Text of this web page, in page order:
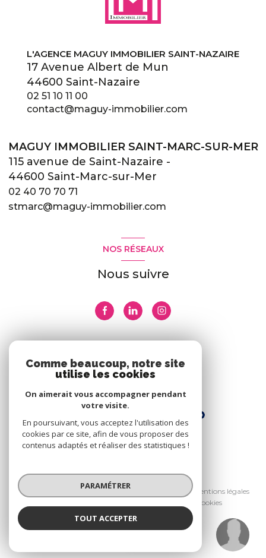
Maguy LOYER
L'AGENCE MAGUY IMMOBILIER SAINT-NAZAIRE
17 Avenue Albert de Mun
44600 Saint-Nazaire
02 51 10 11 00
contact@maguy-immobilier.com
MAGUY IMMOBILIER SAINT-MARC-SUR-MER
115 avenue de Saint-Nazaire -
44600 Saint-Marc-sur-Mer
02 40 70 70 71
stmarc@maguy-immobilier.com
NOS RÉSEAUX
Nous suivre
Nous adhérons
© 2026 | Tous droits réservés
Nos honoraires
Nos partenaires
Mentions légales
Cookies
Comme beaucoup, notre site
utilise les cookies
On aimerait vous accompagner pendant
votre visite.
En poursuivant, vous acceptez l'utilisation des
cookies par ce site, afin de vous proposer des
contenus adaptés et réaliser des statistiques !
PARAMÉTRER
TOUT ACCEPTER